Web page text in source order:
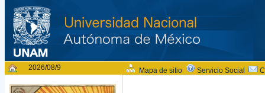
2026/08/9 Mapa de sitio Servicio Social